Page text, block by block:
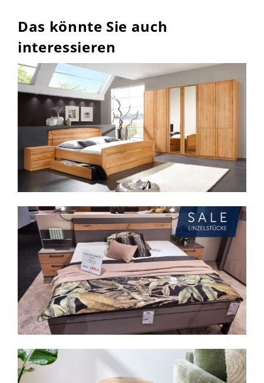
Das könnte Sie auch
interessieren